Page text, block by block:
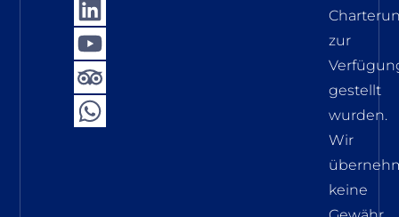
zur
gestellt
wurden.
Wir
keine